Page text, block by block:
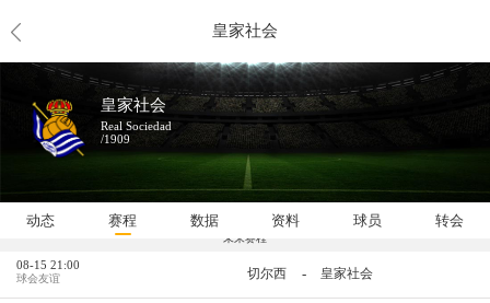
皇家社会
皇家社会
Real Sociedad
/1909
动态 赛程 数据 资料 球员 转会
未来赛程
08-15 21:00
球会友谊 切尔西 - 皇家社会